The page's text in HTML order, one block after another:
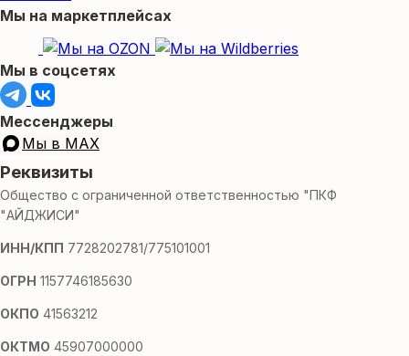
Мы на маркетплейсах
Мы в соцсетях
Мессенджеры
Мы в MAX
Реквизиты
Общество с ограниченной ответственностью "ПКФ
"АЙДЖИСИ"
ИНН/КПП 7728202781/775101001
ОГРН 1157746185630
ОКПО 41563212
ОКТМО 45907000000